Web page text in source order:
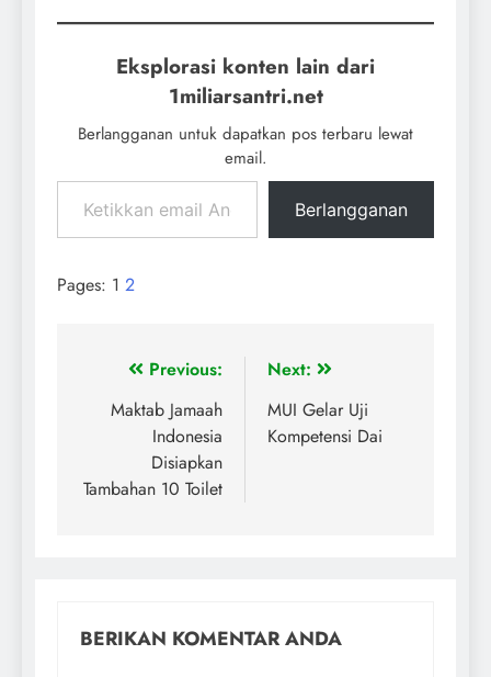
Eksplorasi konten lain dari
1miliarsantri.net
Berlangganan untuk dapatkan pos terbaru lewat
email.
Berlangganan
Pages: 1 2
Previous:
Maktab Jamaah
Indonesia
Disiapkan
Tambahan 10 Toilet
Next:
MUI Gelar Uji
Kompetensi Dai
BERIKAN KOMENTAR ANDA